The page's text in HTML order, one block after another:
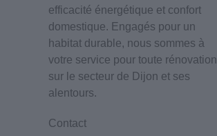
efficacité énergétique et confort
domestique. Engagés pour un
habitat durable, nous sommes à
votre service pour toute rénovation
sur le secteur de Dijon et ses
alentours.
Contact